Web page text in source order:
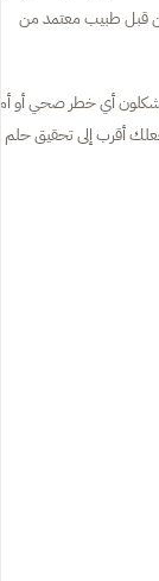
قبل طبيب معتمد من
أي خطر صحي أو
أقرب إلى تحقيق حلم